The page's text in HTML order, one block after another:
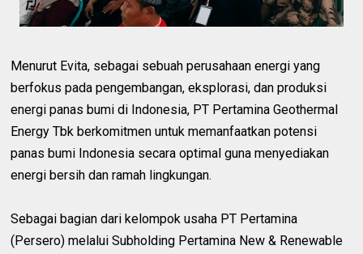
Menurut Evita, sebagai sebuah perusahaan energi yang
berfokus pada pengembangan, eksplorasi, dan produksi
energi panas bumi di Indonesia, PT Pertamina Geothermal
Energy Tbk berkomitmen untuk memanfaatkan potensi
panas bumi Indonesia secara optimal guna menyediakan
energi bersih dan ramah lingkungan.
Sebagai bagian dari kelompok usaha PT Pertamina
(Persero) melalui Subholding Pertamina New & Renewable